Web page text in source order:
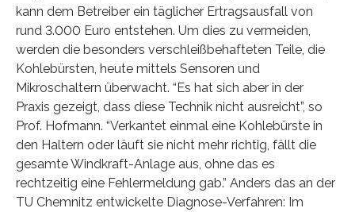
kann dem Betreiber ein täglicher Ertragsausfall von
rund 3.000 Euro entstehen. Um dies zu vermeiden,
werden die besonders verschleißbehafteten Teile, die
Kohlebürsten, heute mittels Sensoren und
Mikroschaltern überwacht. “Es hat sich aber in der
Praxis gezeigt, dass diese Technik nicht ausreicht”, so
Prof. Hofmann. “Verkantet einmal eine Kohlebürste in
den Haltern oder läuft sie nicht mehr richtig, fällt die
gesamte Windkraft-Anlage aus, ohne das es
rechtzeitig eine Fehlermeldung gab.” Anders das an der
TU Chemnitz entwickelte Diagnose-Verfahren: Im